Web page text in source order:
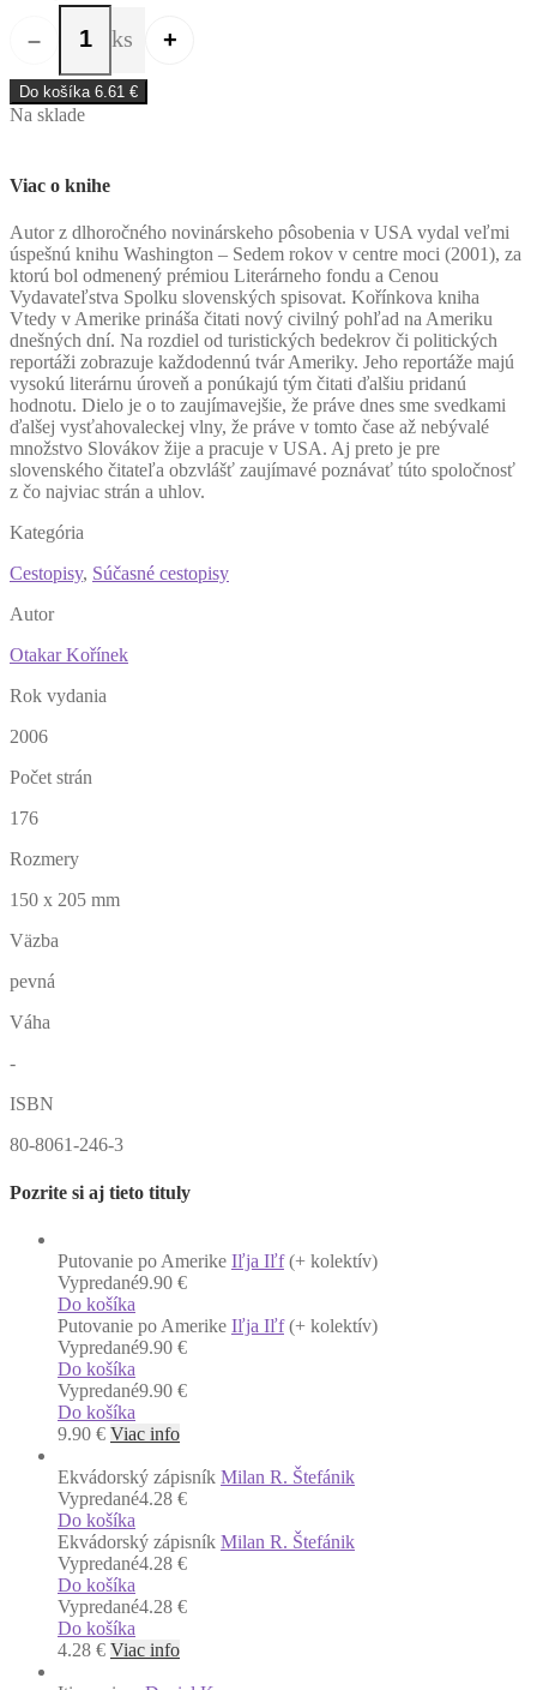
–
množstvo Vtedy v Amerike
ks +
Do košíka 6.61 €
Na sklade
Viac o knihe
Autor z dlhoročného novinárskeho pôsobenia v USA vydal veľmi
úspešnú knihu Washington – Sedem rokov v centre moci (2001), za
ktorú bol odmenený prémiou Literárneho fondu a Cenou
Vydavateľstva Spolku slovenských spisovat. Kořínkova kniha
Vtedy v Amerike prináša čitati nový civilný pohľad na Ameriku
dnešných dní. Na rozdiel od turistických bedekrov či politických
reportáži zobrazuje každodennú tvár Ameriky. Jeho reportáže majú
vysokú literárnu úroveň a ponúkajú tým čitati ďalšiu pridanú
hodnotu. Dielo je o to zaujímavejšie, že práve dnes sme svedkami
ďalšej vysťahovaleckej vlny, že práve v tomto čase až nebývalé
množstvo Slovákov žije a pracuje v USA. Aj preto je pre
slovenského čitateľa obzvlášť zaujímavé poznávať túto spoločnosť
z čo najviac strán a uhlov.
Kategória
Cestopisy, Súčasné cestopisy
Autor
Otakar Kořínek
Rok vydania
2006
Počet strán
176
Rozmery
150 x 205 mm
Väzba
pevná
Váha
-
ISBN
80-8061-246-3
Pozrite si aj tieto tituly
Putovanie po Amerike Iľja Iľf(+ kolektív)
Vypredané9.90 €
Do košíka
Putovanie po Amerike Iľja Iľf(+ kolektív)
Vypredané9.90 €
Do košíka
Vypredané9.90 €
Do košíka
9.90 € Viac info
Ekvádorský zápisník Milan R. Štefánik
Vypredané4.28 €
Do košíka
Ekvádorský zápisník Milan R. Štefánik
Vypredané4.28 €
Do košíka
Vypredané4.28 €
Do košíka
4.28 € Viac info